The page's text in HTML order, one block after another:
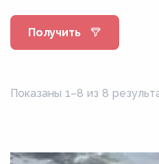
08пс
08Фкп
09Г2СД
Получить
Показаны 1–8 из 8